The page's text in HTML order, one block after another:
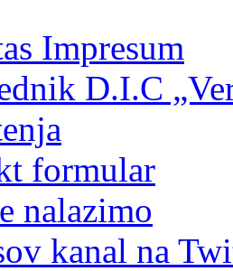
Impresum
D.I.C
formular
nalazimo
kanal na